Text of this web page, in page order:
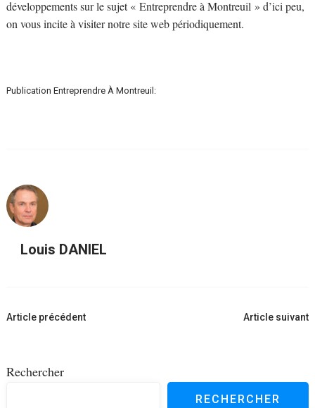
développements sur le sujet « Entreprendre à Montreuil » d’ici peu,
on vous incite à visiter notre site web périodiquement.
Publication Entreprendre À Montreuil:
Louis DANIEL
Navigation
Article précédent Article suivant
Rechercher
RECHERCHER